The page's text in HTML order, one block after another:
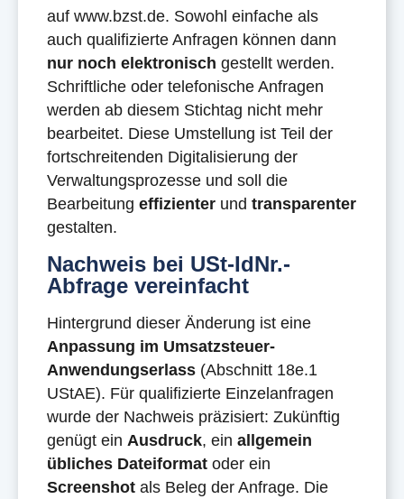
auf www.bzst.de. Sowohl einfache als
auch qualifizierte Anfragen können dann
nur noch elektronisch gestellt werden.
Schriftliche oder telefonische Anfragen
werden ab diesem Stichtag nicht mehr
bearbeitet. Diese Umstellung ist Teil der
fortschreitenden Digitalisierung der
Verwaltungsprozesse und soll die
Bearbeitung effizienter und transparenter
gestalten.
Nachweis bei USt-IdNr.-
Abfrage vereinfacht
Hintergrund dieser Änderung ist eine
Anpassung im Umsatzsteuer-
Anwendungserlass (Abschnitt 18e.1
UStAE). Für qualifizierte Einzelanfragen
wurde der Nachweis präzisiert: Zukünftig
genügt ein Ausdruck, ein allgemein
übliches Dateiformat oder ein
Screenshot als Beleg der Anfrage. Die